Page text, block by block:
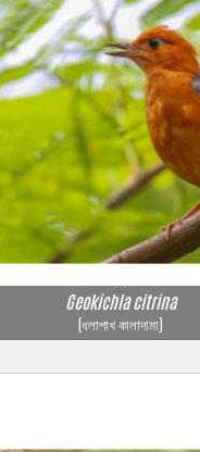
Geokichla citrina
(ধলাপাখ কালাদামা)